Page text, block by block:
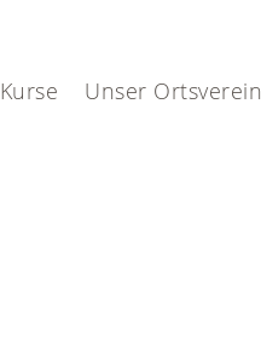
Kurse Unser Ortsverein